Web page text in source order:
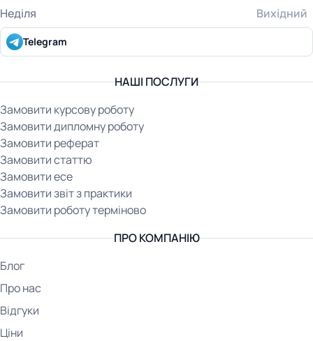
НАШІ ПОСЛУГИ
Замовити курсову роботу
Замовити дипломну роботу
Замовити реферат
Замовити статтю
Замовити есе
Замовити звіт з практики
Замовити роботу терміново
ПРО КОМПАНІЮ
Блог
Про нас
Відгуки
Ціни
Неділя
Вихідний
Telegram